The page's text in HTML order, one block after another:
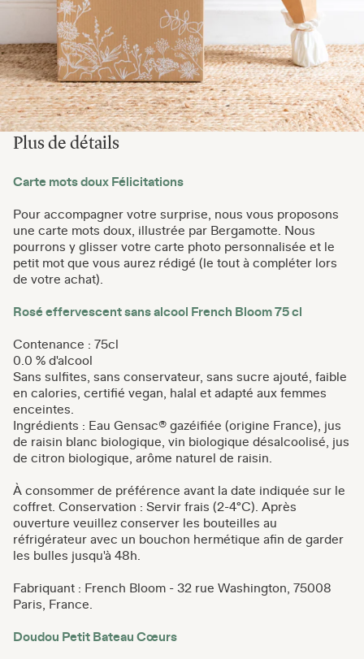
Plus de détails
Carte mots doux Félicitations
Pour accompagner votre surprise, nous vous proposons
une carte mots doux, illustrée par Bergamotte. Nous
pourrons y glisser votre carte photo personnalisée et le
petit mot que vous aurez rédigé (le tout à compléter lors
de votre achat).
Rosé effervescent sans alcool French Bloom 75 cl
Contenance : 75cl
0.0 % d'alcool
Sans sulfites, sans conservateur, sans sucre ajouté, faible
en calories, certifié vegan, halal et adapté aux femmes
enceintes.
Ingrédients : Eau Gensac® gazéifiée (origine France), jus
de raisin blanc biologique, vin biologique désalcoolisé, jus
de citron biologique, arôme naturel de raisin.
À consommer de préférence avant la date indiquée sur le
coffret. Conservation : Servir frais (2-4°C). Après
ouverture veuillez conserver les bouteilles au
réfrigérateur avec un bouchon hermétique afin de garder
les bulles jusqu'à 48h.
Fabriquant : French Bloom - 32 rue Washington, 75008
Paris, France.
Doudou Petit Bateau Cœurs